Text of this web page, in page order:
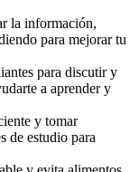
la información,
para mejorar tu
para discutir y
a aprender y
y tomar
de estudio para